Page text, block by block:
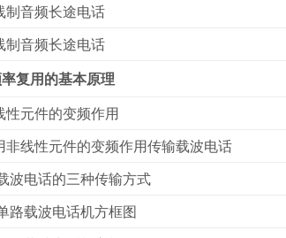
制音频长途电话
制音频长途电话
复用的基本原理
性元件的变频作用
非线性元件的变频作用传输载波电话
波电话的三种传输方式
路载波电话机方框图